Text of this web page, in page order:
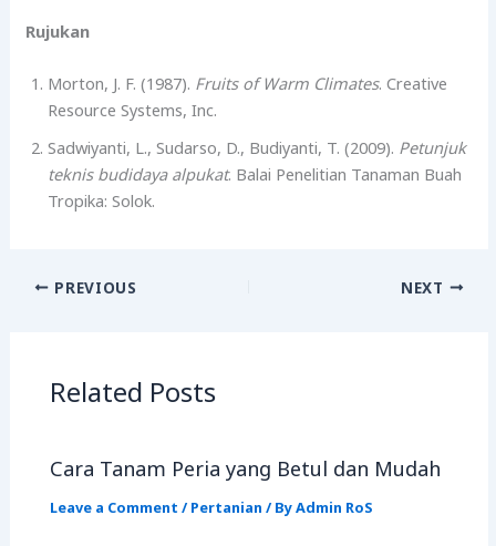
Rujukan
Morton, J. F. (1987). Fruits of Warm Climates. Creative
Resource Systems, Inc.
Sadwiyanti, L., Sudarso, D., Budiyanti, T. (2009). Petunjuk
teknis budidaya alpukat. Balai Penelitian Tanaman Buah
Tropika: Solok.
PREVIOUS NEXT
Related Posts
Cara Tanam Peria yang Betul dan Mudah
Leave a Comment / Pertanian / ByAdmin RoS